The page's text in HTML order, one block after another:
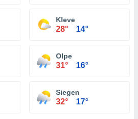
Kleve
28° 14°
Olpe
31° 16°
Siegen
32° 17°